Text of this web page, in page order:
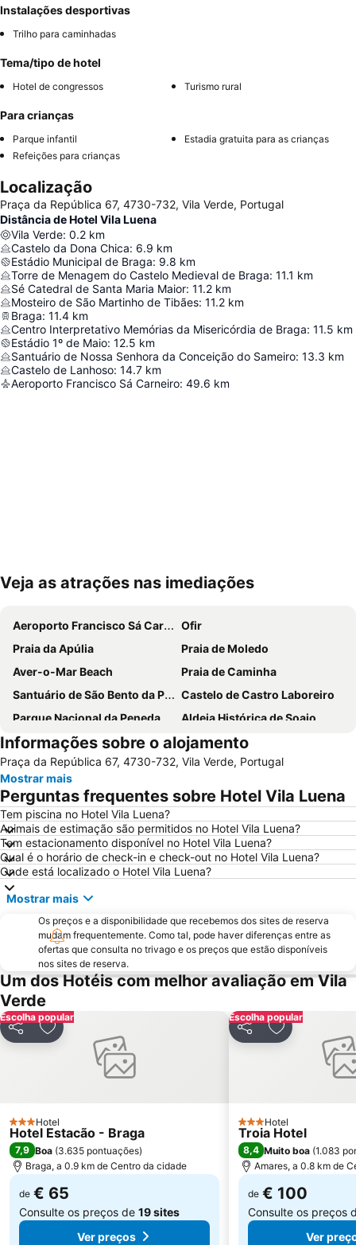
Instalações desportivas
Trilho para caminhadas
Tema/tipo de hotel
Hotel de congressos Turismo rural
Para crianças
Parque infantil
Estadia gratuita para as crianças
Refeições para crianças
Localização
Praça da República 67, 4730-732, Vila Verde, Portugal
Distância de Hotel Vila Luena
Vila Verde: 0.2 km
Castelo da Dona Chica: 6.9 km
Estádio Municipal de Braga: 9.8 km
Torre de Menagem do Castelo Medieval de Braga: 11.1 km
Sé Catedral de Santa Maria Maior: 11.2 km
Mosteiro de São Martinho de Tibães: 11.2 km
Braga: 11.4 km
Centro Interpretativo Memórias da Misericórdia de Braga: 11.5 km
Estádio 1º de Maio: 12.5 km
Santuário de Nossa Senhora da Conceição do Sameiro: 13.3 km
Castelo de Lanhoso: 14.7 km
Aeroporto Francisco Sá Carneiro: 49.6 km
Ampliar mapa
Veja as atrações nas imediações
Aeroporto Francisco Sá Carneiro
Ofir
Praia da Apúlia
Praia de Moledo
Aver-o-Mar Beach
Praia de Caminha
Santuário de São Bento da Porta Aberta
Castelo de Castro Laboreiro
Parque Nacional da Peneda-Gerês
Aldeia Histórica de Soajo
da Póvoa de Varzim
Praia Fluvial de Vilar da Veiga
Vila Praia de Âncora
Braga Parque
Estádio Municipal de Braga - Estádio AXA
Mindelo Beach
Bom Jesus do Monte
Caxinas Beach
Cascata do Tahiti - Ermida
do Cabedelo
Praia Fluvial do Taboão
Termas Romanas do Alto da Cividade
Estação de Caminhos de Ferro de Braga
Praia de Esposende
Aquático de Fafe
Centro Histórico de Guimarães
Estela Beach
Lago dos Cisnes
DiverLanhoso
Praia de Vila do Conde
Da Amorosa
Praia da Foz do Minho
Minho Center
Azurara Parque Aventura
Igreja de Riba d'Ave
Albufeira do Ermal
de Castelo de Neiva
Posto de Turismo de Valença do Minho
Labruge Beach
Santuário de Nossa Senhora da Peneda
Suave Mar Beach
Capela de Cima de Oliveira
Apúlia Beach
Informações sobre o alojamento
Praça da República 67, 4730-732, Vila Verde, Portugal
Mostrar mais
Perguntas frequentes sobre Hotel Vila Luena
Tem piscina no Hotel Vila Luena?
Animais de estimação são permitidos no Hotel Vila Luena?
Tem estacionamento disponível no Hotel Vila Luena?
Qual é o horário de check-in e check-out no Hotel Vila Luena?
Onde está localizado o Hotel Vila Luena?
Mostrar mais
Os preços e a disponibilidade que recebemos dos sites de reserva
mudam frequentemente. Como tal, pode haver diferenças entre as
ofertas que consulta no trivago e os preços que estão disponíveis
nos sites de reserva.
Um dos Hotéis com melhor avaliação em Vila
Verde
Escolha popular
PartilharAdicionar aos favoritos
3 Estrelas
Hotel
Hotel Estacão - Braga
7,9 Boa (3.635 pontuações)
Braga, a 0.9 km de Centro da cidade
de € 65
Consulte os preços de 19 sites
Ver preços
Escolha popular
PartilharAdicionar
3 Estrelas
Hotel
Troia Hotel
8,4 Muito boa (1.083
Amares, a 0.8 km de
de € 100
Consulte os preços
Ver